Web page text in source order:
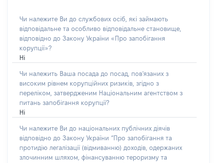
Чи належите Ви до службових осіб, які займають
відповідальне та особливо відповідальне становище,
відповідно до Закону України «Про запобігання
корупції»?
Ні
Чи належить Ваша посада до посад, пов'язаних з
високим рівнем корупційних ризиків, згідно з
переліком, затвердженим Національним агентством з
питань запобігання корупції?
Ні
Чи належите Ви до національних публічних діячів
відповідно до Закону України “Про запобігання та
протидію легалізації (відмиванню) доходів, одержаних
злочинним шляхом, фінансуванню тероризму та